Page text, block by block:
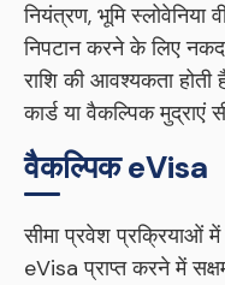
नियंत्रण, भूमि स्लोवेनिया
निपटान करने के लिए
राशि की आवश्यकता
कार्ड या वैकल्पिक मुद्राएं
वैकल्पिक eVisa
सीमा प्रवेश प्रक्रियाओं
eVisa प्राप्त करने में